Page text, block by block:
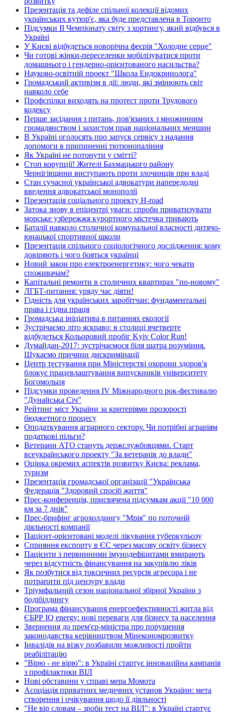
Презентація та дефіле спільної колекції відомих
українських кутюр'є, яка буде представлена в Торонто
Підсумки ІІ Чемпіонату світу з хортингу, який відбувся в
Україні
У Києві відбудеться новорічна феєрія "Холодне серце"
Чи готові жінки-переселенки мобілізуватися проти
домашнього і гендерно-орієнтованого насильства?
Науково-освітній проект "Школа Ендокринолога"
Громадський активізм в дії: люди, які змінюють світ
навколо себе
Профспілки виходять на протест проти Трудового
кодексу
Перше засідання з питань, пов'язаних з множинним
громадянством і захистом прав національних меншин
В Україні оголосять про запуск сервісу з надання
допомоги в припиненні тютюнопаління
Як Україні не потонути у смітті?
Стоп корупції! Жителі Бахмацького району
Чернігівщини виступають проти злочинців при владі
Стан сучасної української адвокатури напередодні
введення адвокатської монополії
Презентація соціального проекту H-road
Затока знову в епіцентрі уваги: спроби приватизувати
морське узбережжя курортного містечка тривають
Баталії навколо столичної комунальної власності дитячо-
юнацької спортивної школи
Презентація спільного соціологічного дослідження: кому
довіряють і чого бояться українці
Новий закон про електроенергетику: чого чекати
споживачам?
Капітальні ремонти в столичних квартирах "по-новому"
ЛГБТ-питання: уряду час діяти!
Гідність для українських заробітчан: фундаментальні
права і гідна праця
Громадська ініціатива в питаннях екології
Зустрічаємо літо яскраво: в столиці вчетверте
відбудеться Кольоровий пробіг Kyiv Color Run!
Думайдан-2017: зустрічаємося біля шатра розуміння.
Шукаємо причини дискримінації
Центр тестування при Міністерстві охорони здоров'я
блокує працевлаштування випускників університету
Богомольця
Підсумки проведення IV Міжнародного рок-фестивалю
"Дунайська Січ"
Рейтинг міст України за критеріями прозорості
бюджетного процесу
Оподаткування аграрного сектору. Чи потрібні аграріям
податкові пільги?
Ветерани АТО стануть держслужбовцями. Старт
всеукраїнського проекту "За ветеранів до влади"
Оцінка окремих аспектів розвитку Києва: реклама,
туризм
Презентація громадської організації "Українська
Федерація "Здоровий спосіб життя"
Прес-конференція, присвячена підсумкам акції "10 000
км за 7 днів"
Прес-брифінг агрохолдингу "Мрія" по поточній
діяльності компанії
Пацієнт-орієнтовані моделі лікування туберкульозу
Сприяння експорту в ЄС через масову освіту бізнесу
Пацієнти з первинними імунодефіцитами вмирають
через відсутність фінансування на закупівлю ліків
Як позбутися від токсичних ресурсів агресора і не
потрапити під цензуру влади
Тріумфальний сезон національної збірної України з
бодібілдингу
Програма фінансування енергоефективності житла від
ЄБРР IQ energy: нові переваги для бізнесу та населення
Звернення до прем'єр-міністра про порушення
законодавства керівництвом Мінекономрозвитку
Інвалідів на візку позбавили можливості пройти
реабілітацію
"Вірю - не вірю": в Україні стартує інноваційна кампанія
з профілактики ВІЛ
Нові обставини у справі мера Момота
Асоціація приватних медичних установ України: мета
створення і очікування щодо її діяльності
"Не вір словам – зроби тест на ВІЛ": в Україні стартує